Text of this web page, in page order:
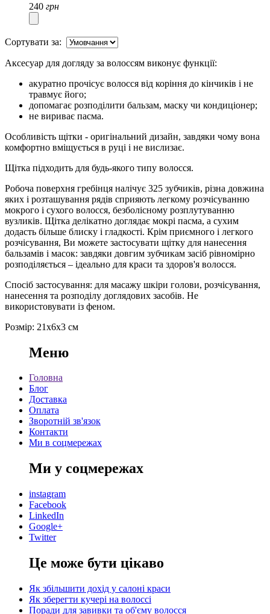
240 грн
Сортувати за:
Аксесуар для догляду за волоссям виконує функції:
акуратно прочісує волосся від коріння до кінчиків і не
травмує його;
допомагає розподілити бальзам, маску чи кондиціонер;
не вириває пасма.
Особливість щітки - оригінальний дизайн, завдяки чому вона
комфортно вміщується в руці і не вислизає.
Щітка підходить для будь-якого типу волосся.
Робоча поверхня гребінця налічує 325 зубчиків, різна довжина
яких і розташування рядів сприяють легкому розчісуванню
мокрого і сухого волосся, безболісному розплутуванню
вузликів. Щітка делікатно доглядає мокрі пасма, а сухим
додасть більше блиску і гладкості. Крім приємного і легкого
розчісування, Ви можете застосувати щітку для нанесення
бальзамів і масок: завдяки довгим зубчикам засіб рівномірно
розподіляється – ідеально для краси та здоров'я волосся.
Спосіб застосування: для масажу шкіри голови, розчісування,
нанесення та розподілу доглядових засобів. Не
використовувати із феном.
Розмір: 21х6х3 см
Меню
Головна
Блог
Доставка
Оплата
Зворотній зв'язок
Контакти
Ми в соцмережах
Ми у соцмережах
instagram
Facebook
LinkedIn
Google+
Twitter
Це може бути цікаво
Як збільшити дохід у салоні краси
Як зберегти кучері на волоссі
Поради для завивки та об'єму волосся